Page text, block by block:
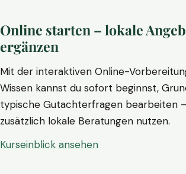
Online starten – lokale
ergänzen
Mit der interaktiven Online-
Wissen kannst du sofort beginnst,
typische Gutachterfragen bearbeiten
zusätzlich lokale Beratungen nutzen.
Kurseinblick ansehen